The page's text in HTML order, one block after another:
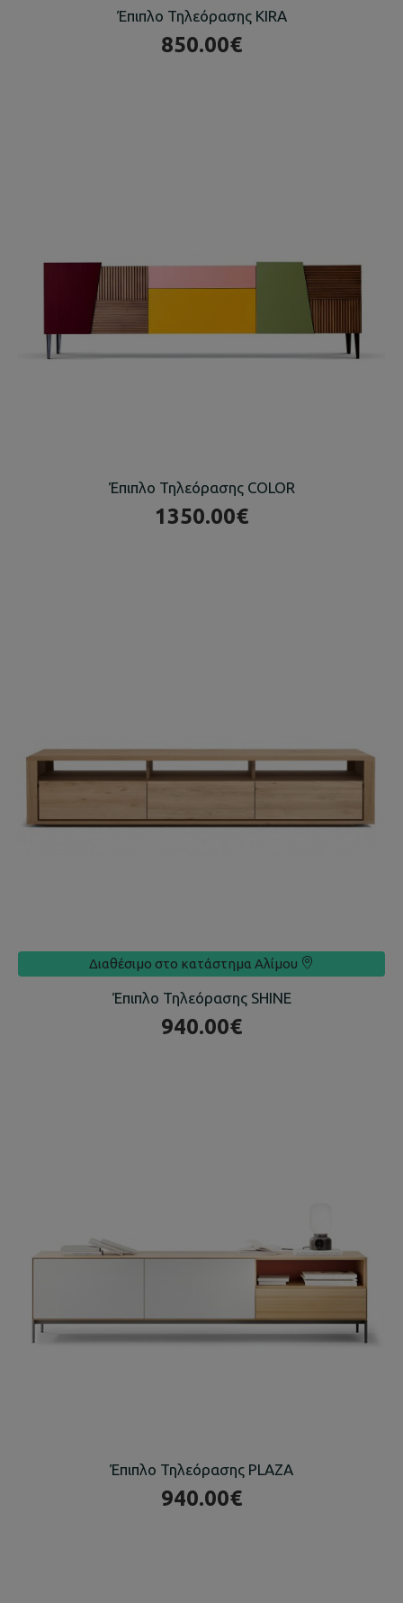
Έπιπλο Τηλεόρασης KIRA
850.00€
Έπιπλο Τηλεόρασης COLOR
1350.00€
Διαθέσιμο στο κατάστημα Αλίμου
Έπιπλο Τηλεόρασης SHINE
940.00€
Έπιπλο Τηλεόρασης PLAZA
940.00€